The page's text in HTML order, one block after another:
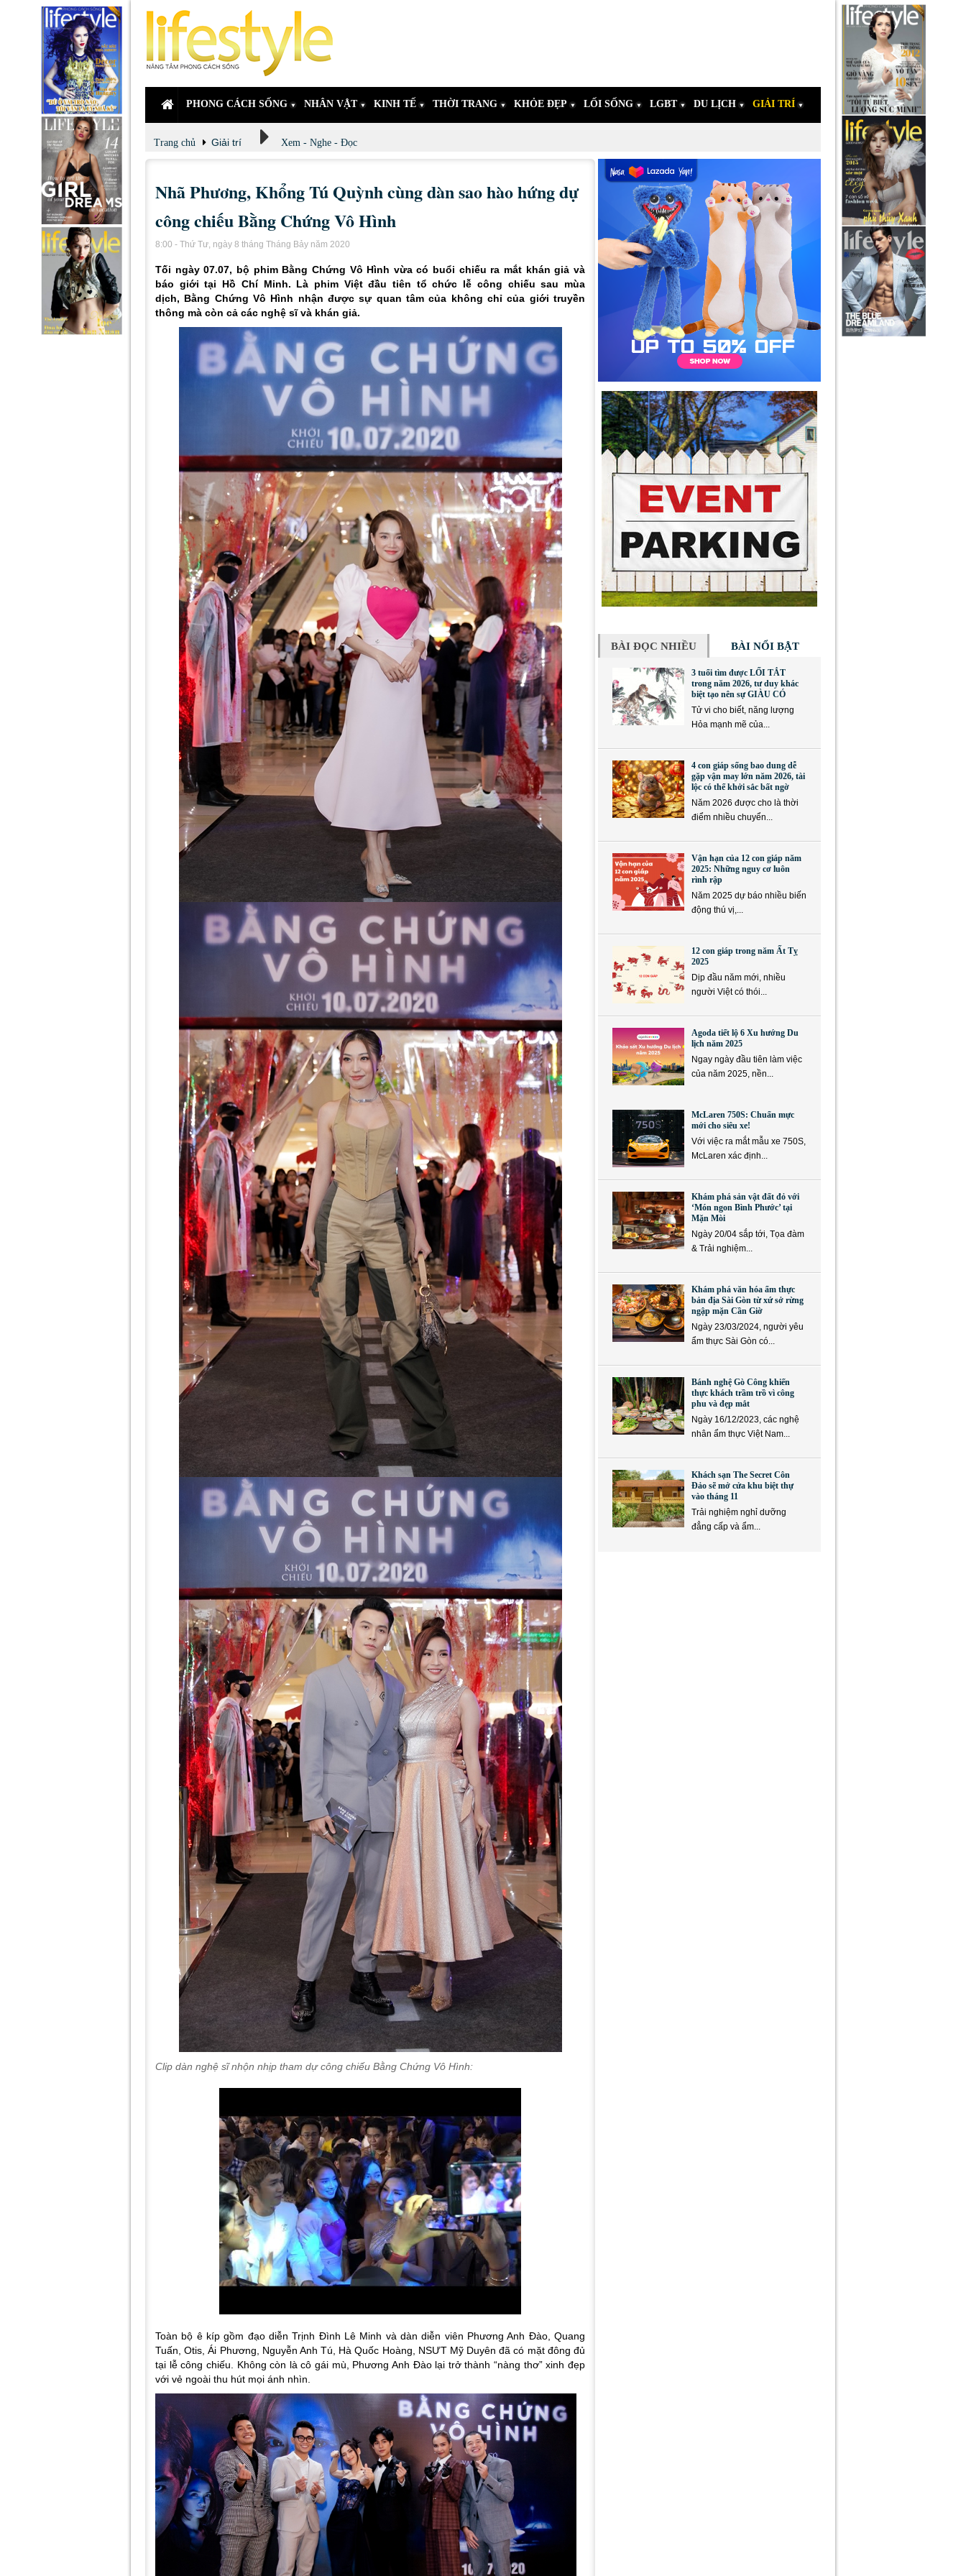
PHONG CÁCH SỐNG NHÂN VẬT KINH TẾ THỜI TRANG KHỎE ĐẸP LỐI SỐNG LGBT DU LỊCH GIẢI TRÍ
Trang chủ Giải trí Xem - Nghe - Đọc
Nhã Phương, Khổng Tú Quỳnh cùng dàn sao hào hứng dự
công chiếu Bằng Chứng Vô Hình
8:00 - Thứ Tư, ngày 8 tháng Tháng Bảy năm 2020
Tối ngày 07.07, bộ phim Bằng Chứng Vô Hình vừa có buổi chiếu ra mắt khán giả và
báo giới tại Hồ Chí Minh. Là phim Việt đầu tiên tổ chức lễ công chiếu sau mùa
dịch, Bằng Chứng Vô Hình nhận được sự quan tâm của không chỉ của giới truyền
thông mà còn cả các nghệ sĩ và khán giả.
Clip dàn nghệ sĩ nhộn nhịp tham dự công chiếu Bằng Chứng Vô Hình:
Toàn bộ ê kíp gồm đạo diễn Trịnh Đình Lê Minh và dàn diễn viên Phương Anh Đào, Quang
Tuấn, Otis, Ái Phương, Nguyễn Anh Tú, Hà Quốc Hoàng, NSƯT Mỹ Duyên đã có mặt đông đủ
tại lễ công chiếu. Không còn là cô gái mù, Phương Anh Đào lại trở thành “nàng thơ” xinh đẹp
với vẻ ngoài thu hút mọi ánh nhìn.
BÀI ĐỌC NHIỀU BÀI NỔI BẬT
3 tuổi tìm được LỐI TẮT
trong năm 2026, tư duy khác
biệt tạo nên sự GIÀU CÓ
Tử vi cho biết, năng lượng
Hỏa mạnh mẽ của...
4 con giáp sống bao dung dễ
gặp vận may lớn năm 2026, tài
lộc có thể khởi sắc bất ngờ
Năm 2026 được cho là thời
điểm nhiều chuyển...
Vận hạn của 12 con giáp năm
2025: Những nguy cơ luôn
rình rập
Năm 2025 dự báo nhiều biến
động thú vị,...
12 con giáp trong năm Ất Tỵ
2025
Dịp đầu năm mới, nhiều
người Việt có thói...
Agoda tiết lộ 6 Xu hướng Du
lịch năm 2025
Ngay ngày đầu tiên làm việc
của năm 2025, nền...
McLaren 750S: Chuẩn mực
mới cho siêu xe!
Với việc ra mắt mẫu xe 750S,
McLaren xác định...
Khám phá sản vật đất đỏ với
‘Món ngon Bình Phước’ tại
Mặn Mòi
Ngày 20/04 sắp tới, Tọa đàm
& Trải nghiệm...
Khám phá văn hóa ẩm thực
bản địa Sài Gòn từ xứ sở rừng
ngập mặn Cần Giờ
Ngày 23/03/2024, người yêu
ẩm thực Sài Gòn có...
Bánh nghệ Gò Công khiến
thực khách trầm trồ vì công
phu và đẹp mắt
Ngày 16/12/2023, các nghệ
nhân ẩm thực Việt Nam...
Khách sạn The Secret Côn
Đảo sẽ mở cửa khu biệt thự
vào tháng 11
Trải nghiệm nghỉ dưỡng
đẳng cấp và ẩm...